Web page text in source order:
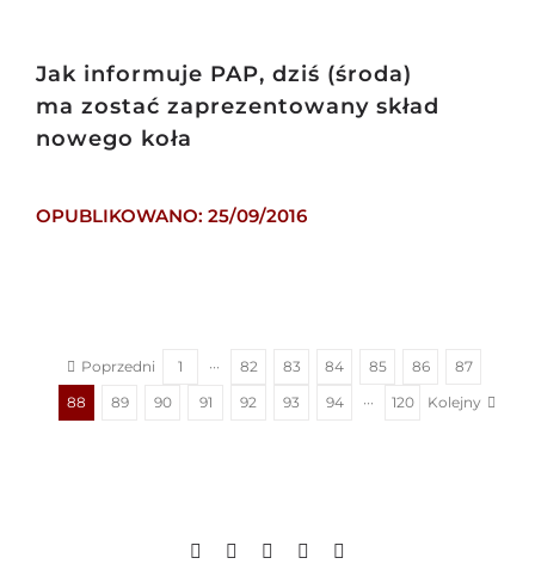
Jak informuje PAP, dziś (środa)
ma zostać zaprezentowany skład
nowego koła
OPUBLIKOWANO: 25/09/2016
Poprzedni 1 ··· 82 83 84 85 86
87
88
89 90 91 92 93 94 ··· 120 Kolejny